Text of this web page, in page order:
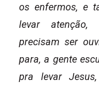
os enfermos, e
levar atenção,
precisam ser
para, a gente
pra levar